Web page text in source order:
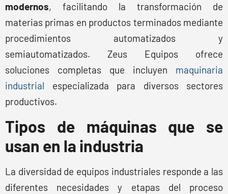
modernos, facilitando la transformación de
materias primas en productos terminados mediante
procedimientos automatizados y
semiautomatizados. Zeus Equipos ofrece
soluciones completas que incluyen maquinaria
industrial especializada para diversos sectores
productivos.
Tipos de máquinas que se
usan en la industria
La diversidad de equipos industriales responde a las
diferentes necesidades y etapas del proceso